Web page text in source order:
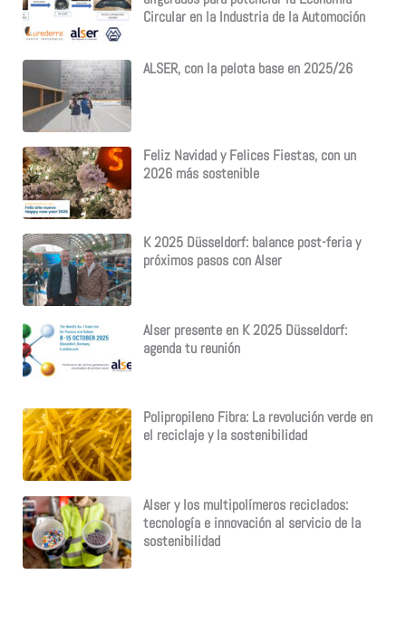
Circular en la Industria de la Automoción
ALSER, con la pelota base en 2025/26
Feliz Navidad y Felices Fiestas, con un
2026 más sostenible
K 2025 Düsseldorf: balance post-feria y
próximos pasos con Alser
Alser presente en K 2025 Düsseldorf:
agenda tu reunión
Polipropileno Fibra: La revolución verde en
el reciclaje y la sostenibilidad
Alser y los multipolímeros reciclados:
tecnología e innovación al servicio de la
sostenibilidad